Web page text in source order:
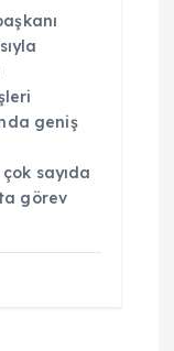
geniş
sayıda
görev